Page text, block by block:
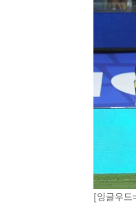
강릉에 시간당
백운산서 80년
선재도서 해루
남자 농구, 나고
여수 오동도 해
극한폭염 한풀
축구협회 "압수
[속보]'압수수색
'최고 37도' 폭
[속보]뉴욕증
[잉글우드